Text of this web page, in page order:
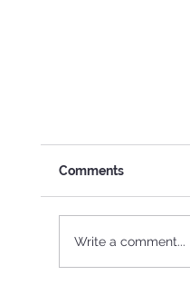
Comments
Write a comment...